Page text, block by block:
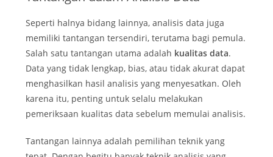
Seperti halnya bidang lainnya, analisis data juga
memiliki tantangan tersendiri, terutama bagi pemula.
Salah satu tantangan utama adalah kualitas data.
Data yang tidak lengkap, bias, atau tidak akurat dapat
menghasilkan hasil analisis yang menyesatkan. Oleh
karena itu, penting untuk selalu melakukan
pemeriksaan kualitas data sebelum memulai analisis.
Tantangan lainnya adalah pemilihan teknik yang